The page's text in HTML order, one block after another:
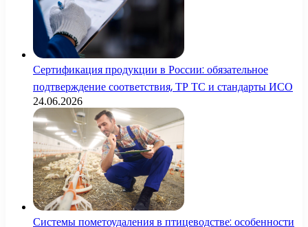
Сертификация продукции в России: обязательное
подтверждение соответствия, ТР ТС и стандарты ИСО
24.06.2026
Системы пометоудаления в птицеводстве: особенности